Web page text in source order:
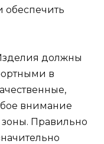
должны
в
внимание
Правильно